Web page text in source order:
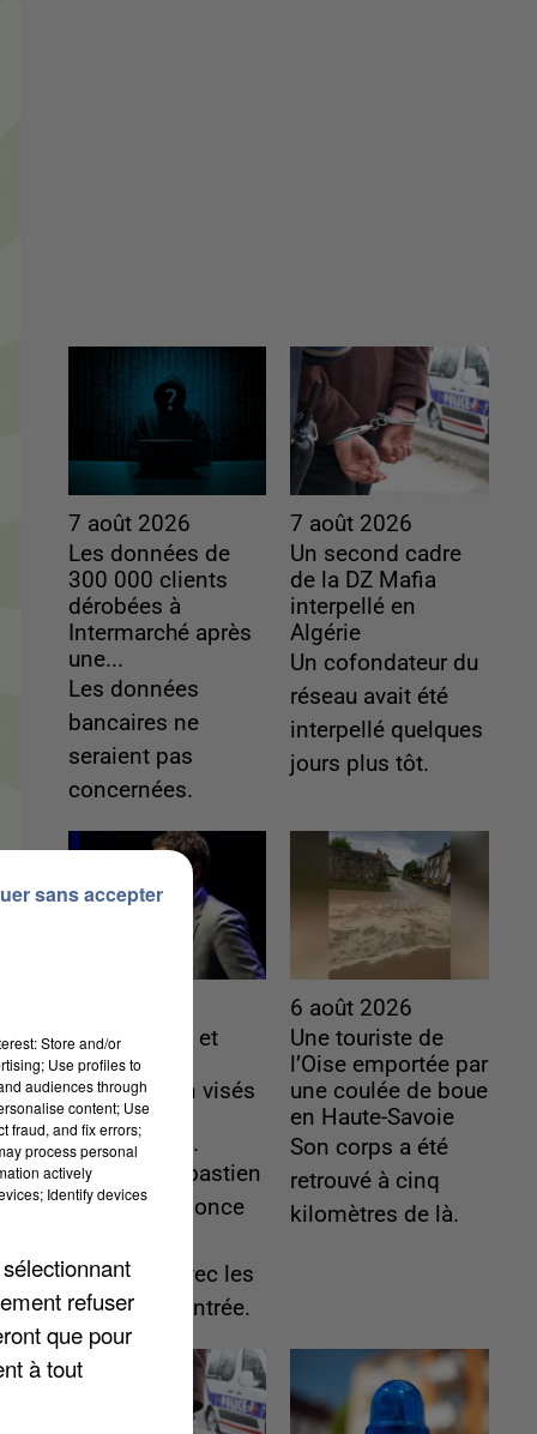
7 août 2026
Les données de
300 000 clients
dérobées à
Intermarché après
une...
Les données
bancaires ne
seraient pas
concernées.
7 août 2026
Un second cadre
de la DZ Mafia
interpellé en
Algérie
Un cofondateur du
réseau avait été
interpellé quelques
jours plus tôt.
Gabriel Attal et
Raphaël
Glucksmann visés
par des
ingérences...
Sollicité, Sébastien
Lecornu annonce
commun" avec les
partis à la rentrée.
6 août 2026
Une touriste de
l’Oise emportée par
une coulée de boue
en Haute-Savoie
Son corps a été
retrouvé à cinq
kilomètres de là.
Store and/or
Use profiles to
audiences through
content; Use
fraud, and fix errors;
process personal
actively
Identify devices
refuser
que pour
à tout
sans accepter